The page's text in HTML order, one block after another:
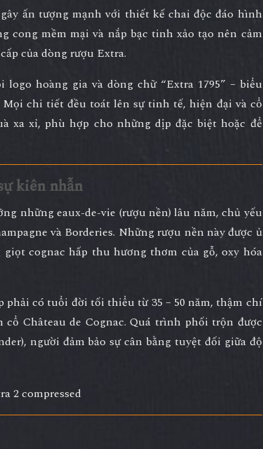
gây ấn tượng mạnh với thiết kế chai độc đáo hình
cong mềm mại và nắp bạc tinh xảo tạo nên cảm
của dòng rượu Extra.
hoàng gia và dòng chữ “Extra 1795” – biểu
Mọi chi tiết đều toát lênsự tinh tế, hiện đại và cổ
xa xỉ, phù hợp cho những dịp đặc biệt hoặc để
kiên nhẫn
những eaux-de-vie (rượu nền) lâu năm, chủ yếu
và Borderies. Những rượu nền này được ủ
cognac hấp thu hương thơm của gỗ, oxy hóa
phải cótuổi đời tối thiểu từ 35 – 50 năm, thậm chí
Château de Cognac. Quá trình phối trộn được
người đảm bảo sự cân bằng tuyệt đối giữa độ